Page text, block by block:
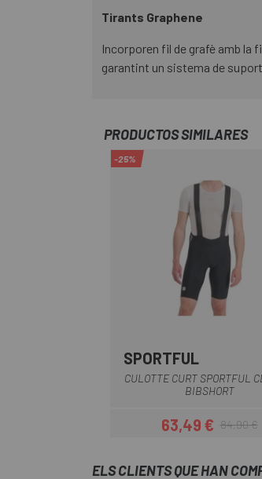
Tirants Graphene
Incorporen fil de grafè amb
garantint un sistema de
PRODUCTOS SIMILARES
Blau Fosc
Negre
-25%
SPORTFUL
CULOTTE CURT SPORTFUL
BIBSHORT
Preu
63,49 €Preu regular
84,90 €
ELS CLIENTS QUE HAN